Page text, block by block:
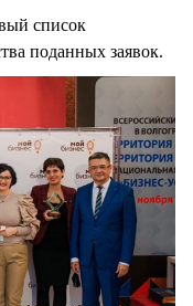
список
поданных заявок.